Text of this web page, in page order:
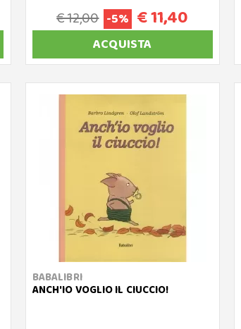
€ 12,00 -5% € 11,40
ACQUISTA
BABALIBRI
ANCH'IO VOGLIO IL CIUCCIO!